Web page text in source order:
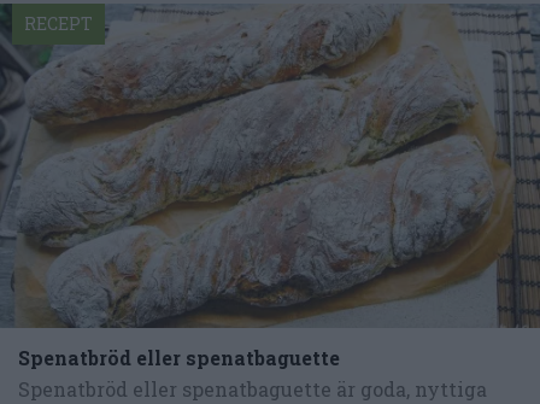
Spenatbröd eller spenatbaguette
Spenatbröd eller spenatbaguette är goda, nyttiga
RECEPT